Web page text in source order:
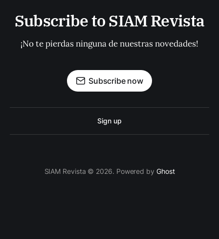
Subscribe to SIAM Revista
¡No te pierdas ninguna de nuestras novedades!
Subscribe now
Sign up
SIAM Revista © 2026. Powered by Ghost